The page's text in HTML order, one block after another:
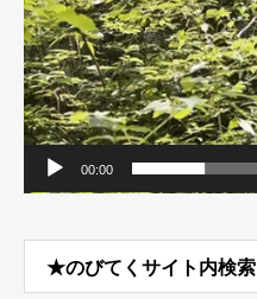
00:00
★のびてくサイト内検索